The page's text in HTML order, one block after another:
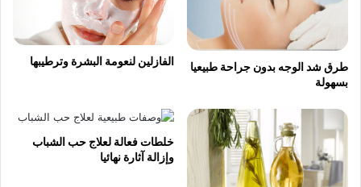
طرق شد الوجه بدون جراحة طبيعيا
بسهولة
الفازلين لنعومة البشرة وترطيبها
خلطات فعالة لعلاج حب الشباب
وإزالة آثارة نهائيا